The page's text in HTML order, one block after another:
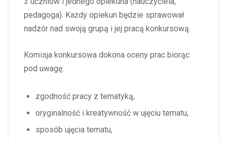
pedagoga). Każdy opiekun będzie sprawował
nadzór nad swoją grupą i jej pracą konkursową.
Komisja konkursowa dokona oceny prac biorąc
pod uwagę:
zgodność pracy z tematyką,
oryginalność i kreatywność w ujęciu tematu,
sposób ujęcia tematu,